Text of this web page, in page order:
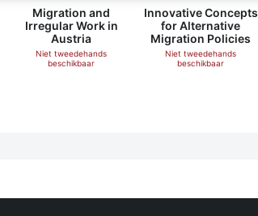
Migration and
Irregular Work in
Austria
Niet tweedehands
beschikbaar
Innovative Concepts
for Alternative
Migration Policies
Niet tweedehands
beschikbaar